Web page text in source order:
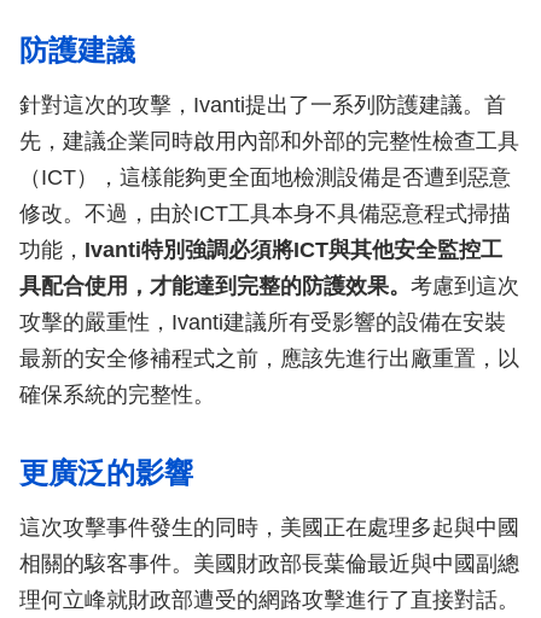
防護建議
針對這次的攻擊，Ivanti提出了一系列防護建議。首
先，建議企業同時啟用內部和外部的完整性檢查工具
（ICT），這樣能夠更全面地檢測設備是否遭到惡意
修改。不過，由於ICT工具本身不具備惡意程式掃描
功能， Ivanti特別強調必須將ICT與其他安全監控工
具配合使用，才能達到完整的防護效果。 考慮到這次
攻擊的嚴重性，Ivanti建議所有受影響的設備在安裝
最新的安全修補程式之前，應該先進行出廠重置，以
確保系統的完整性。
更廣泛的影響
這次攻擊事件發生的同時，美國正在處理多起與中國
相關的駭客事件。美國財政部長葉倫最近與中國副總
理何立峰就財政部遭受的網路攻擊進行了直接對話。